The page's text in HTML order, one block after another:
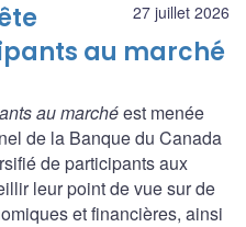
27 juillet 2026
au marché
au marchéest menée
de la Banque du Canada
de participants aux
leur point de vue sur de
et financières, ainsi